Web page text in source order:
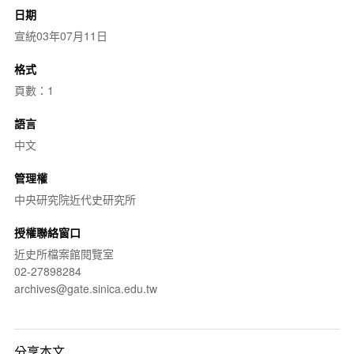
日期
宣統03年07月11日
格式
頁數：1
語言
中文
管理權
中央研究院近代史研究所
授權聯絡窗口
近史所檔案館閱覽室
02-27898284
archives@gate.sinica.edu.tw